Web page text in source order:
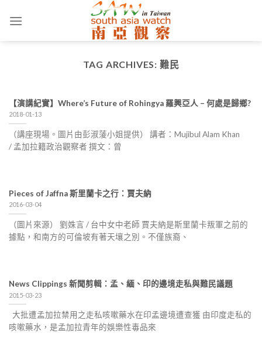
TAG ARCHIVES: 難民
【演講紀實】Where’s Future of Rohingya 羅興亞人 – 何處是歸鄉?
2018-01-13
（講座現場。圖片由彭淑蔆小姐提供） 講者：Mujibul Alam Khan
/ 孟加拉籍政治觀察者 撰文：曾
Pieces of Jaffna 斯里蘭卡之行：賈夫納
2016-03-04
（圖片來源） 劉姝言 / 台中女中老師 賈夫納是斯里蘭卡叛軍之前的
據點，和南方的可倫坡有著天壤之別。不僅族裔、
News Clippings 新聞剪輯：孟、緬、印的邊境走私與難民議題
2015-03-23
大批遭孟加拉禁用之走私咳嗽藥水在印孟邊境遭查獲 由印度走私的
咳嗽藥水，是孟加拉青年的娛樂性毒品來